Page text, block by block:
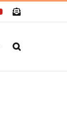
YouTubeNewsletter